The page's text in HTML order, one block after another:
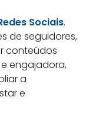
Sociais.
de seguidores,
conteúdos
engajadora,
a
e